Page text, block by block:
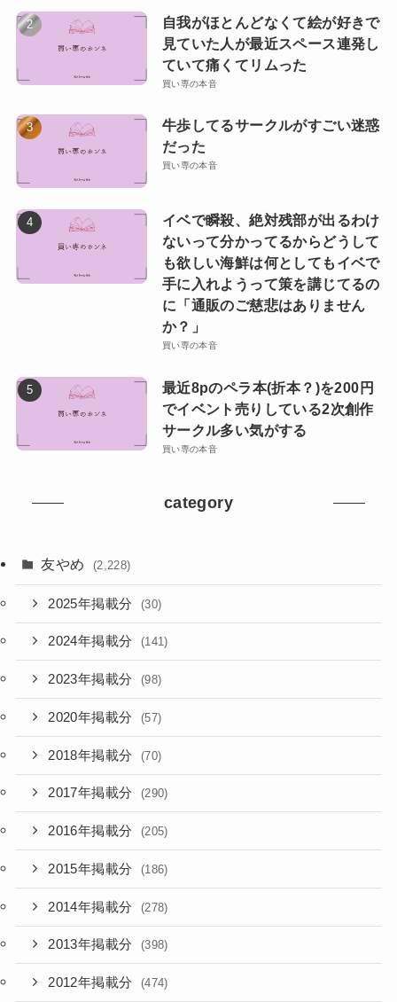
自我がほとんどなくて絵が好きで
見ていた人が最近スペース連発し
ていて痛くてリムった
買い専の本音
牛歩してるサークルがすごい迷惑
だった
買い専の本音
イベで瞬殺、絶対残部が出るわけ
ないって分かってるからどうして
も欲しい海鮮は何としてもイベで
手に入れようって策を講じてるの
に「通販のご慈悲はありません
か？」
買い専の本音
最近8pのペラ本(折本？)を200円
でイベント売りしている2次創作
サークル多い気がする
買い専の本音
category
友やめ (2,228)
2025年掲載分 (30)
2024年掲載分 (141)
2023年掲載分 (98)
2020年掲載分 (57)
2018年掲載分 (70)
2017年掲載分 (290)
2016年掲載分 (205)
2015年掲載分 (186)
2014年掲載分 (278)
2013年掲載分 (398)
2012年掲載分 (474)